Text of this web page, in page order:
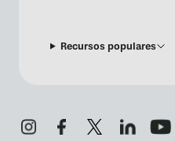
Recursos populares